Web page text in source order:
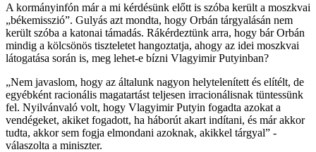
A kormányinfón már a mi kérdésünk előtt is szóba került a moszkvai
„békemisszió”. Gulyás azt mondta, hogy Orbán tárgyalásán nem
került szóba a katonai támadás. Rákérdeztünk arra, hogy bár Orbán
mindig a kölcsönös tiszteletet hangoztatja, ahogy az idei moszkvai
látogatása során is, meg lehet-e bízni Vlagyimir Putyinban?
„Nem javaslom, hogy az általunk nagyon helytelenített és elítélt, de
egyébként racionális magatartást teljesen irracionálisnak tüntessünk
fel. Nyilvánvaló volt, hogy Vlagyimir Putyin fogadta azokat a
vendégeket, akiket fogadott, ha háborút akart indítani, és már akkor
tudta, akkor sem fogja elmondani azoknak, akikkel tárgyal” -
válaszolta a miniszter.